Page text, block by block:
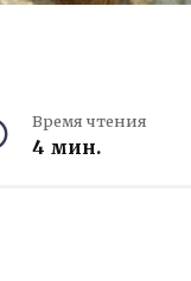
Время чтения
4 мин.